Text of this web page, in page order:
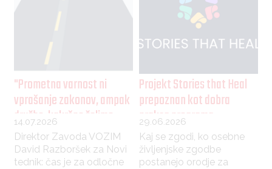
"Prometna varnost ni
vprašanje zakonov, ampak
družbe, kakršno želimo
graditi"
14.07.2026
Direktor Zavoda VOZIM
David Razboršek za Novi
tednik: čas je za odločne
Projekt Stories that Heal
prepoznan kot dobra
praksa programa
Erasmus+
29.06.2026
Kaj se zgodi, ko osebne
življenjske zgodbe
postanejo orodje za